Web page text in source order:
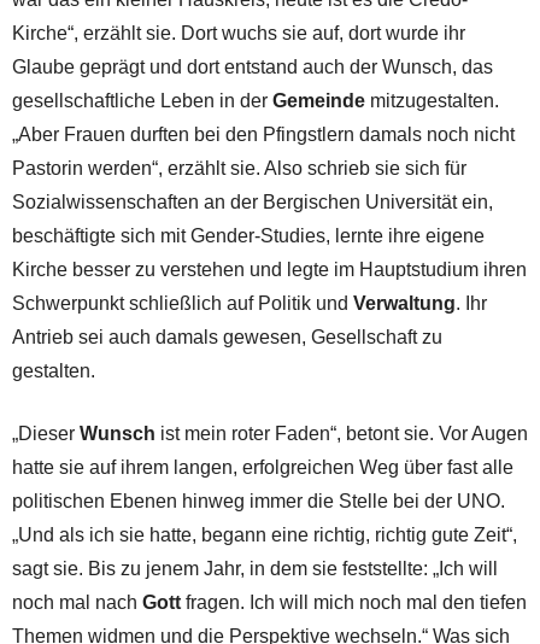
Kirche“, erzählt sie. Dort wuchs sie auf, dort wurde ihr
Glaube geprägt und dort entstand auch der Wunsch, das
gesellschaftliche Leben in der Gemeinde mitzugestalten.
„Aber Frauen durften bei den Pfingstlern damals noch nicht
Pastorin werden“, erzählt sie. Also schrieb sie sich für
Sozialwissenschaften an der Bergischen Universität ein,
beschäftigte sich mit Gender-Studies, lernte ihre eigene
Kirche besser zu verstehen und legte im Hauptstudium ihren
Schwerpunkt schließlich auf Politik und Verwaltung. Ihr
Antrieb sei auch damals gewesen, Gesellschaft zu
gestalten.
„Dieser Wunsch ist mein roter Faden“, betont sie. Vor Augen
hatte sie auf ihrem langen, erfolgreichen Weg über fast alle
politischen Ebenen hinweg immer die Stelle bei der UNO.
„Und als ich sie hatte, begann eine richtig, richtig gute Zeit“,
sagt sie. Bis zu jenem Jahr, in dem sie feststellte: „Ich will
noch mal nach Gott fragen. Ich will mich noch mal den tiefen
Themen widmen und die Perspektive wechseln.“ Was sich